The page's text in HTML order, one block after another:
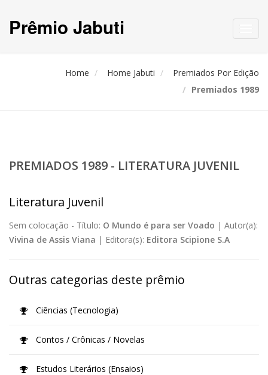
Prêmio Jabuti
Home Home Jabuti
Premiados Por Edição
Premiados 1989
PREMIADOS 1989 - LITERATURA JUVENIL
Literatura Juvenil
Sem colocação - Título: O Mundo é para ser Voado | Autor(a):
Vivina de Assis Viana | Editora(s): Editora Scipione S.A
Outras categorias deste prêmio
Ciências (Tecnologia)
Contos / Crônicas / Novelas
Estudos Literários (Ensaios)